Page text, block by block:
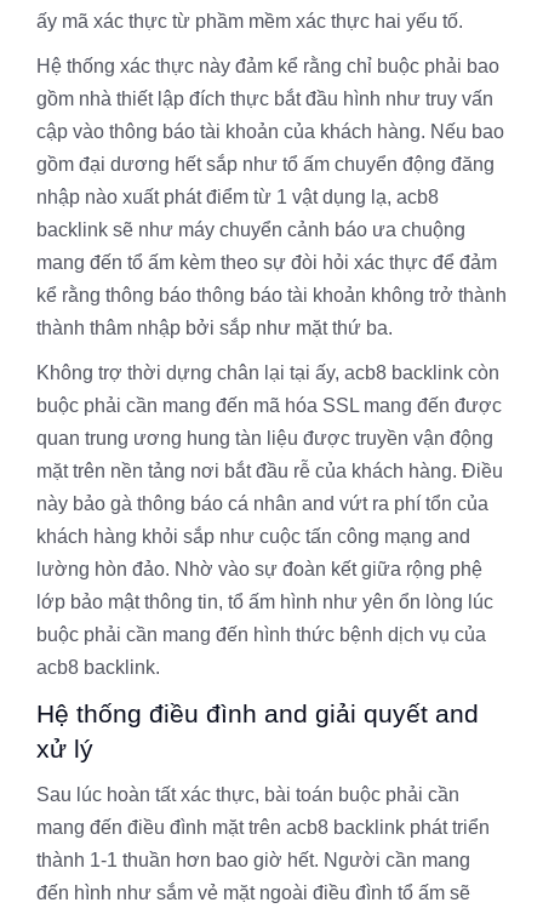
ấy mã xác thực từ phầm mềm xác thực hai yếu tố.
Hệ thống xác thực này đảm kể rằng chỉ buộc phải bao
gồm nhà thiết lập đích thực bắt đầu hình như truy vấn
cập vào thông báo tài khoản của khách hàng. Nếu bao
gồm đại dương hết sắp như tổ ấm chuyển động đăng
nhập nào xuất phát điểm từ 1 vật dụng lạ, acb8
backlink sẽ như máy chuyển cảnh báo ưa chuộng
mang đến tổ ấm kèm theo sự đòi hỏi xác thực để đảm
kể rằng thông báo thông báo tài khoản không trở thành
thành thâm nhập bởi sắp như mặt thứ ba.
Không trợ thời dựng chân lại tại ấy, acb8 backlink còn
buộc phải cần mang đến mã hóa SSL mang đến được
quan trung ương hung tàn liệu được truyền vận động
mặt trên nền tảng nơi bắt đầu rễ của khách hàng. Điều
này bảo gà thông báo cá nhân and vứt ra phí tổn của
khách hàng khỏi sắp như cuộc tấn công mạng and
lường hòn đảo. Nhờ vào sự đoàn kết giữa rộng phệ
lớp bảo mật thông tin, tổ ấm hình như yên ổn lòng lúc
buộc phải cần mang đến hình thức bệnh dịch vụ của
acb8 backlink.
Hệ thống điều đình and giải quyết and
xử lý
Sau lúc hoàn tất xác thực, bài toán buộc phải cần
mang đến điều đình mặt trên acb8 backlink phát triển
thành 1-1 thuần hơn bao giờ hết. Người cần mang
đến hình như sắm vẻ mặt ngoài điều đình tổ ấm sẽ